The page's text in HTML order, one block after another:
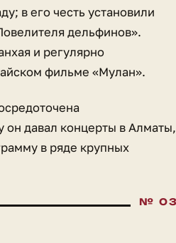
в его честь установили
дельфинов».
и регулярно
фильме «Мулан».
он давал концерты в Алматы,
в ряде крупных